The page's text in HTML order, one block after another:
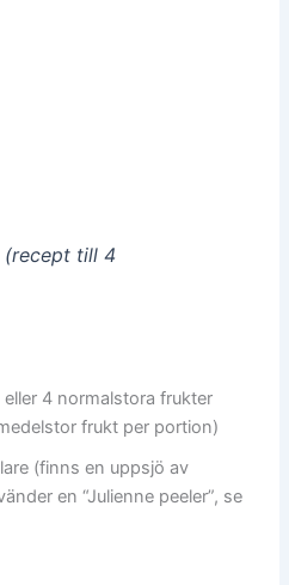
(recept till 4
4 normalstora frukter
frukt per portion)
(finns en uppsjö av
en “Julienne peeler”, se